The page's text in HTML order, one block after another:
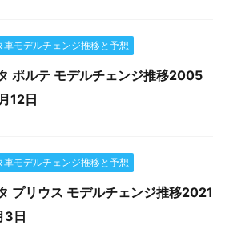
車モデルチェンジ推移と予想
ポルテ モデルチェンジ推移2005
12日
車モデルチェンジ推移と予想
プリウス モデルチェンジ推移2021
3日